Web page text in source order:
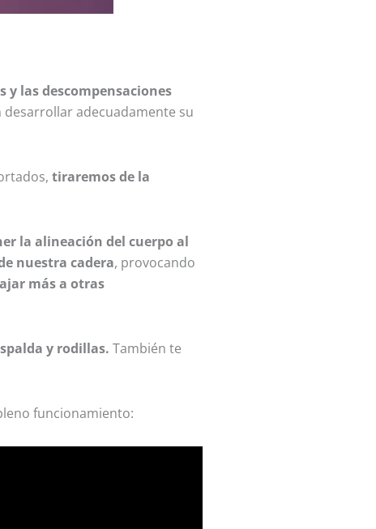
y las descompensaciones
adecuadamente su
tiraremos de la
la alineación del cuerpo al
nuestra cadera, provocando
más a otras
y rodillas. También te
funcionamiento: